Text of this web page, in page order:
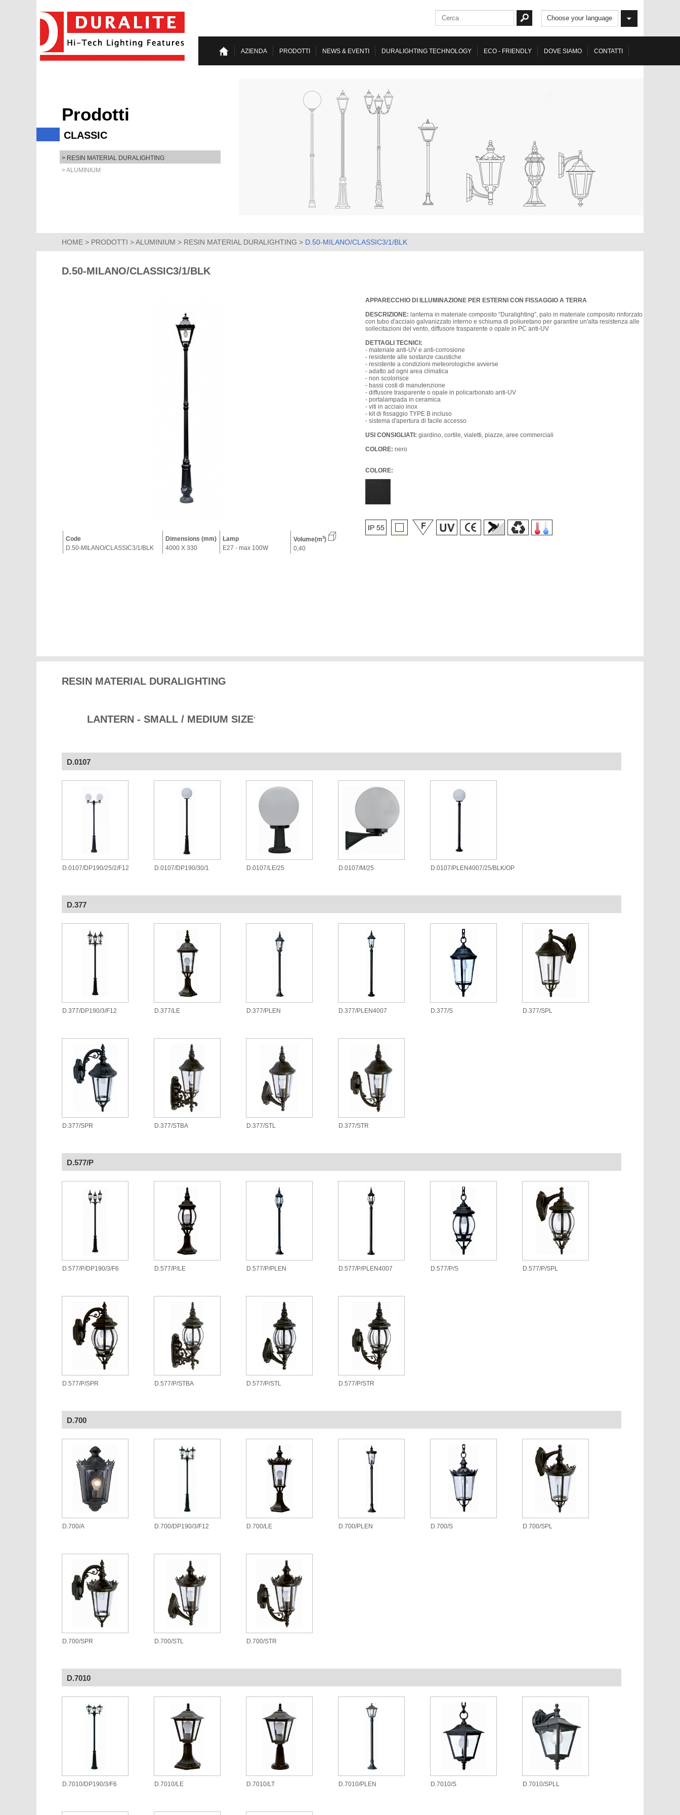
Prodotti
CLASSIC
> RESIN MATERIAL DURALIGHTING
> ALUMINIUM
AZIENDA PRODOTTI NEWS & EVENTI DURALIGHTING TECHNOLOGY ECO - FRIENDLY DOVE SIAMO CONTATTI
Choose your language
HOME > PRODOTTI >ALUMINIUM > RESIN MATERIAL DURALIGHTING > D.50-MILANO/CLASSIC3/1/BLK
D.50-MILANO/CLASSIC3/1/BLK
Code
D.50-MILANO/CLASSIC3/1/BLK
Dimensions (mm)
4000 X 330
Lamp
E27 - max 100W
Volume(m3)
0,40
APPARECCHIO DI ILLUMINAZIONE PER ESTERNI CON FISSAGGIO A TERRA
DESCRIZIONE: lanterna in materiale composito “Duralighting”, palo in materiale composito rinforzato
con tubo d'acciaio galvanizzato interno e schiuma di poliuretano per garantire un'alta resistenza alle
sollecitazioni del vento, diffusore trasparente o opale in PC anti-UV
DETTAGLI TECNICI:
- materiale anti-UV e anti-corrosione
- resistente alle sostanze caustiche
- resistente a condizioni meteorologiche avverse
- adatto ad ogni area climatica
- non scolorisce
- bassi costi di manutenzione
- diffusore trasparente o opale in policarbonato anti-UV
- portalampada in ceramica
- viti in acciaio inox
- kit di fissaggio TYPE B incluso
- sistema d'apertura di facile accesso
USI CONSIGLIATI: giardino, cortile, vialetti, piazze, aree commerciali
COLORE: nero
COLORE:
RESIN MATERIAL DURALIGHTING
LANTERN - SMALL / MEDIUM SIZE®
D.0107
D.0107/DP190/25/2/F12 D.0107/DP190/30/1 D.0107/LE/25 D.0107/M/25 D.0107/PLEN4007/25/BLK/OP
D.377
D.377/DP190/3/F12 D.377/LE D.377/PLEN D.377/PLEN4007 D.377/S D.377/SPL
D.377/SPR D.377/STBA D.377/STL D.377/STR
D.577/P
D.577/P/DP190/3/F6 D.577/P/LE D.577/P/PLEN D.577/P/PLEN4007 D.577/P/S D.577/P/SPL
D.577/P/SPR D.577/P/STBA D.577/P/STL D.577/P/STR
D.700
D.700/A D.700/DP190/3/F12 D.700/LE D.700/PLEN D.700/S D.700/SPL
D.700/SPR D.700/STL D.700/STR
D.7010
D.7010/DP190/3/F6 D.7010/LE D.7010/LT D.7010/PLEN D.7010/S D.7010/SPLL